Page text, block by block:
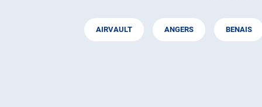
AIRVAULT ANGERS BENAIS